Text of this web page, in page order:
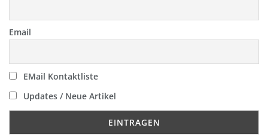
Email
EMail Kontaktliste
Updates / Neue Artikel